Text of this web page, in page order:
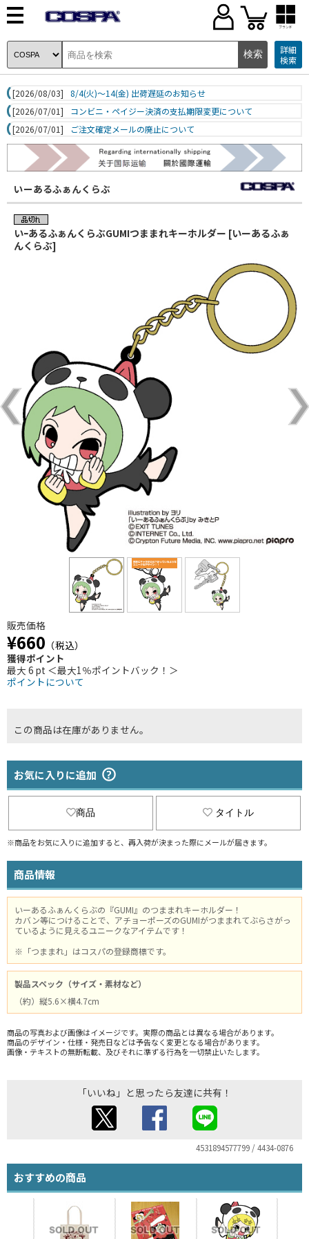
ブランド
詳細
検索
[2026/08/03]
8/4(火)～14(金) 出荷遅延のお知らせ
[2026/07/01]
コンビニ・ペイジー決済の支払期限変更について
[2026/07/01]
ご注文確定メールの廃止について
いーあるふぁんくらぶ
いｰあるふぁんくらぶGUMIつままれキーホルダー [いーあるふぁ
んくらぶ]
販売価格
¥660 （税込）
獲得ポイント
最大 6 pt ＜最大1％ポイントバック！＞
ポイントについて
この商品は在庫がありません。
お気に入りに追加
商品 タイトル
※商品をお気に入りに追加すると、再入荷が決まった際にメールが届きます。
商品情報
いーあるふぁんくらぶの『GUMI』のつままれキーホルダー！
カバン等につけることで、アチョーポーズのGUMIがつままれてぶらさがっ
ているように見えるユニークなアイテムです！
※「つままれ」はコスパの登録商標です。
製品スペック（サイズ・素材など）
（約）縦5.6×横4.7cm
商品の写真および画像はイメージです。実際の商品とは異なる場合があります。
商品のデザイン・仕様・発売日などは予告なく変更となる場合があります。
画像・テキストの無断転載、及びそれに準ずる行為を一切禁止いたします。
「いいね」と思ったら友達に共有！
4531894577799 / 4434-0876
おすすめの商品